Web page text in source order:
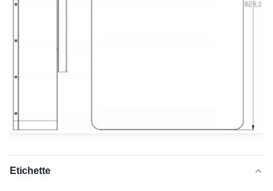
Etichette